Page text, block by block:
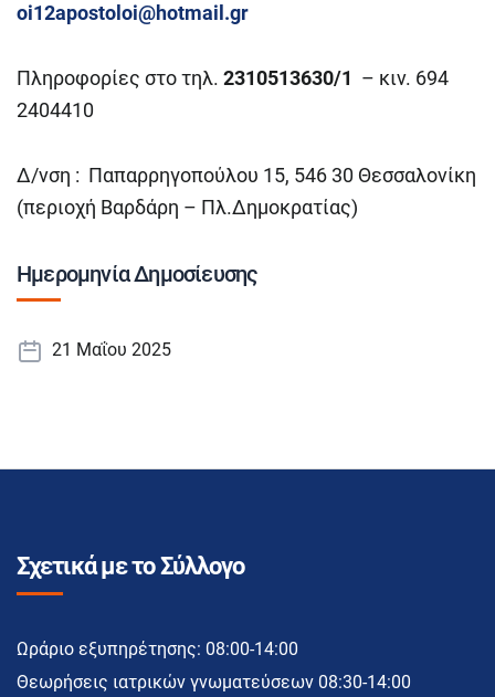
oi12apostoloi@hotmail.gr
Πληροφορίες στο τηλ. 2310513630/1 – κιν. 694
2404410
Δ/νση : Παπαρρηγοπούλου 15, 546 30 Θεσσαλονίκη
(περιοχή Βαρδάρη – Πλ.Δημοκρατίας)
Ημερομηνία Δημοσίευσης
21 Μαΐου 2025
Σχετικά με το Σύλλογο
Ωράριο εξυπηρέτησης: 08:00-14:00
Θεωρήσεις ιατρικών γνωματεύσεων 08:30-14:00